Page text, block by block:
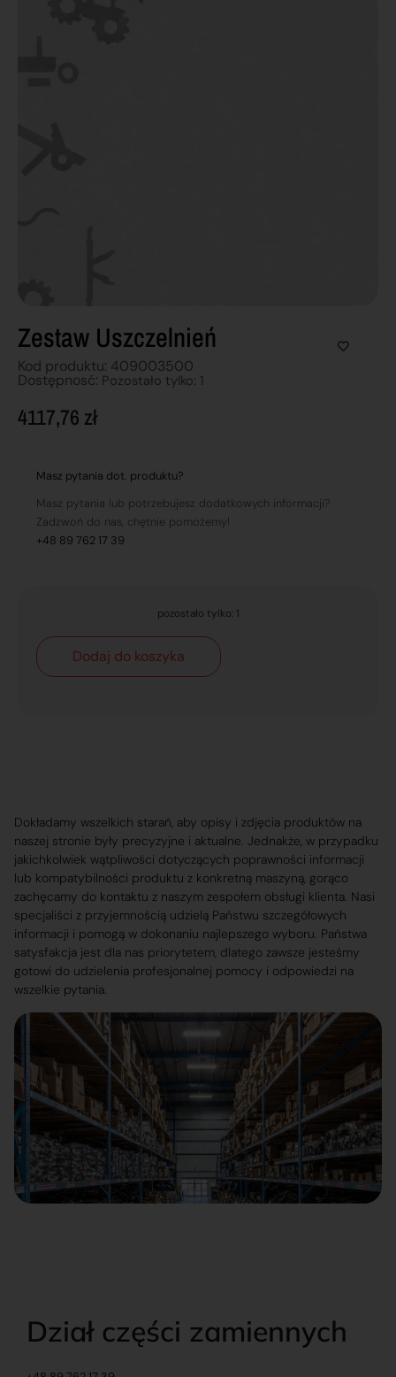
Zestaw Uszczelnień
Kod produktu: 409003500
Dostępnosć: Pozostało tylko: 1
4117,76 zł
Masz pytania dot. produktu?
Masz pytania lub potrzebujesz dodatkowych informacji?
Zadzwoń do nas, chętnie pomożemy!
+48 89 762 17 39
pozostało tylko: 1
Dodaj do koszyka
Dokładamy wszelkich starań, aby opisy i zdjęcia produktów na
naszej stronie były precyzyjne i aktualne. Jednakże, w przypadku
jakichkolwiek wątpliwości dotyczących poprawności informacji
lub kompatybilności produktu z konkretną maszyną, gorąco
zachęcamy do kontaktu z naszym zespołem obsługi klienta. Nasi
specjaliści z przyjemnością udzielą Państwu szczegółowych
informacji i pomogą w dokonaniu najlepszego wyboru. Państwa
satysfakcja jest dla nas priorytetem, dlatego zawsze jesteśmy
gotowi do udzielenia profesjonalnej pomocy i odpowiedzi na
wszelkie pytania.
Dział części zamiennych